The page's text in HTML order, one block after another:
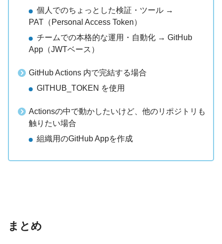
個人でのちょっとした検証・ツール →
PAT（Personal Access Token）
チームでの本格的な運用・自動化 → GitHub
App（JWTベース）
GitHub Actions 内で完結する場合
GITHUB_TOKEN を使用
Actionsの中で動かしたいけど、他のリポジトリも
触りたい場合
組織用のGitHub Appを作成
まとめ